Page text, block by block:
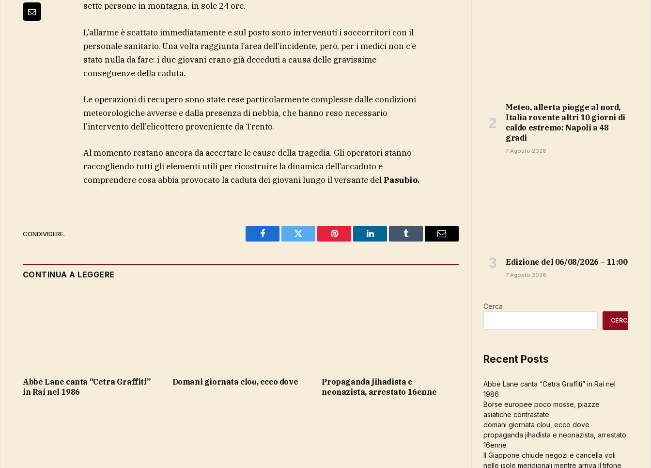
sette persone in montagna, in sole 24 ore.
L’allarme è scattato immediatamente e sul posto sono intervenuti i soccorritori con il
personale sanitario. Una volta raggiunta l’area dell’incidente, però, per i medici non c’è
stato nulla da fare: i due giovani erano già deceduti a causa delle gravissime
conseguenze della caduta.
Le operazioni di recupero sono state rese particolarmente complesse dalle condizioni
meteorologiche avverse e dalla presenza di nebbia, che hanno reso necessario
l’intervento dell’elicottero proveniente da Trento.
Al momento restano ancora da accertare le cause della tragedia. Gli operatori stanno
raccogliendo tutti gli elementi utili per ricostruire la dinamica dell’accaduto e
comprendere cosa abbia provocato la caduta dei giovani lungo il versante del Pasubio.
CONDIVIDERE.
Facebook Twitter Pinterest LinkedIn Tumblr Email
CONTINUA A LEGGERE
Abbe Lane canta “Cetra Graffiti”
in Rai nel 1986
domani giornata clou, ecco dove
propaganda jihadista e
neonazista, arrestato 16enne
Meteo, allerta piogge al nord,
Italia rovente altri 10 giorni di
caldo estremo: Napoli a 48
gradi
7 Agosto 2026
Edizione del 06/08/2026 – 11:00
7 Agosto 2026
Cerca
CERCA
Recent Posts
Abbe Lane canta “Cetra Graffiti” in Rai nel
1986
Borse europee poco mosse, piazze
asiatiche contrastate
domani giornata clou, ecco dove
propaganda jihadista e neonazista, arrestato
16enne
Il Giappone chiude negozi e cancella voli
nelle isole meridionali mentre arriva il tifone